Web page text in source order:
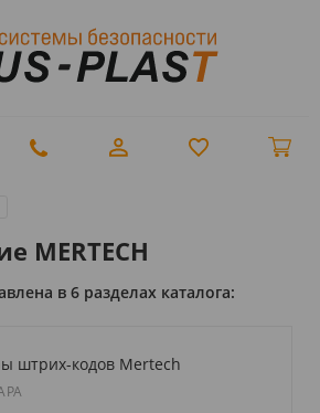
MERTECH
в 6 разделах каталога:
штрих-кодов Mertech